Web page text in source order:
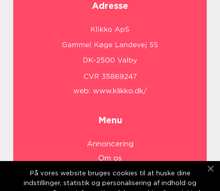
Adresse
web: www.klikko.dk/
Menu
Annoncering
Om os
Cookies
Kontakt os
På vores website bruges cookies til at huske dine
indstillinger, statistik og personalisering af indhold og